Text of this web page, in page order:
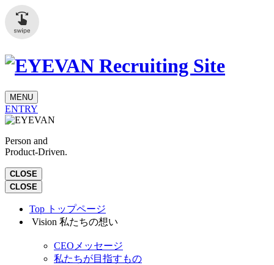
MENU
ENTRY
Person and
Product-Driven.
CLOSE
CLOSE
Top トップページ
Vision 私たちの想い
CEOメッセージ
私たちが目指すもの